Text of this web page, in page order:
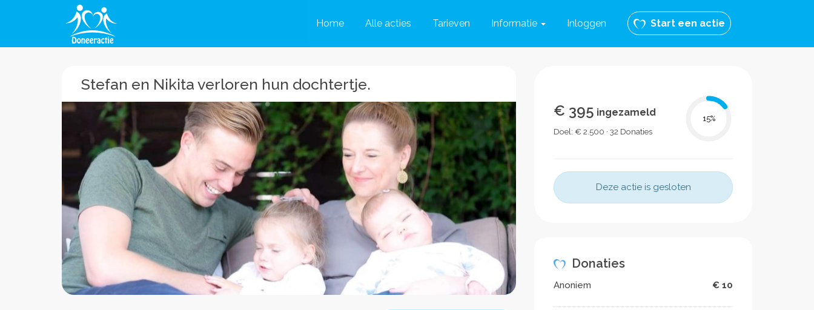
Home Alle acties Tarieven Informatie Inloggen Start een actie
Stefan en Nikita verloren hun dochtertje.
€ 395 ingezameld
Doel: € 2.500 · 32 Donaties
15%
Deze actie is gesloten
Donaties
Anoniem € 10